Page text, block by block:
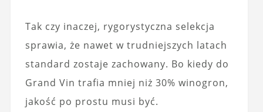
Tak czy inaczej, rygorystyczna selekcja
sprawia, że nawet w trudniejszych latach
standard zostaje zachowany. Bo kiedy do
Grand Vin trafia mniej niż 30% winogron,
jakość po prostu musi być.